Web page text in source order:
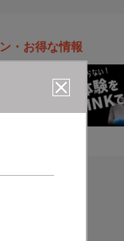
・お得な情報